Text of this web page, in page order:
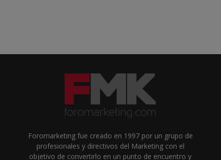
Foromarketing fue creado en 1997 por un grupo de
profesionales y directivos del Marketing con el
objetivo de convertirlo en un punto de encuentro y